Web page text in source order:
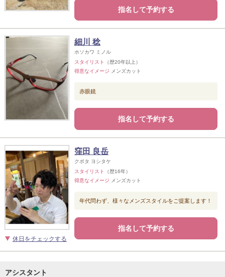
指名して予約する
細川 稔
ホソカワ ミノル
スタイリスト
（歴20年以上）
得意なイメージ メンズカット
赤眼鏡
指名して予約する
休日をチェックする
窪田 良岳
クボタ ヨシタケ
スタイリスト
（歴16年）
得意なイメージ メンズカット
年代問わず、様々なメンズスタイルをご提案します！
指名して予約する
アシスタント